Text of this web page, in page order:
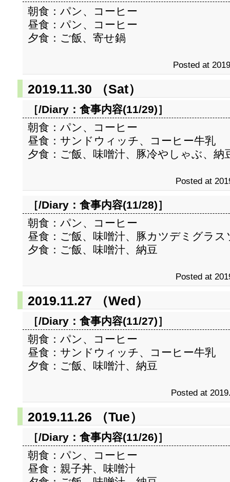
朝食：パン、コーヒー
昼食：パン、コーヒー
夕食：ご飯、寄せ鍋
Posted at
2019.11.30 （Sat）
［/Diary： 食事内容(11/29)］
朝食：パン、コーヒー
昼食：サンドウィッチ、コーヒー牛乳
夕食：ご飯、味噌汁、豚冷やしゃぶ、納
Posted at
［/Diary： 食事内容(11/28)］
朝食：パン、コーヒー
昼食：ご飯、味噌汁、豚カツデミグラス
夕食：ご飯、味噌汁、納豆
Posted at
2019.11.27 （Wed）
［/Diary： 食事内容(11/27)］
朝食：パン、コーヒー
昼食：サンドウィッチ、コーヒー牛乳
夕食：ご飯、味噌汁、納豆
Posted at
2019.11.26 （Tue）
［/Diary： 食事内容(11/26)］
朝食：パン、コーヒー
昼食：親子丼、味噌汁